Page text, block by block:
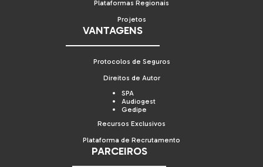
Plataformas Regionais
Projetos
VANTAGENS
Protocolos de Seguros
Direitos de Autor
SPA
Audiogest
Gedipe
Recursos Exclusivos
Plataforma de Recrutamento
PARCEIROS